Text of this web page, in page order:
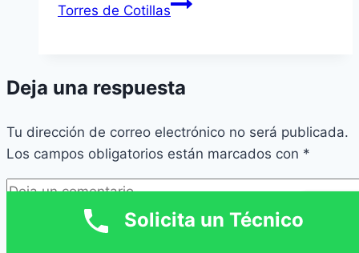
Torres de Cotillas
Deja una respuesta
Tu dirección de correo electrónico no será publicada.
Los campos obligatorios están marcados con *
Solicita un Técnico